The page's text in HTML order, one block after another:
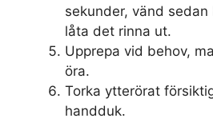
sekunder, vänd
låta det rinna ut.
Upprepa vid behov,
öra.
Torka ytterörat
handduk.